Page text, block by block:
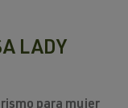
LADY